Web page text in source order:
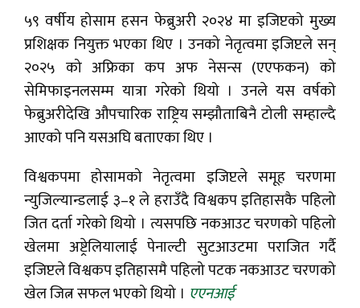
५९ वर्षीय होसाम हसन फेब्रुअरी २०२४ मा इजिप्टको मुख्य
प्रशिक्षक नियुक्त भएका थिए । उनको नेतृत्वमा इजिप्टले सन्
२०२५ को अफ्रिका कप अफ नेसन्स (एएफकन) को
सेमिफाइनलसम्म यात्रा गरेको थियो । उनले यस वर्षको
फेब्रुअरीदेखि औपचारिक राष्ट्रिय सम्झौताबिनै टोली सम्हाल्दै
आएको पनि यसअघि बताएका थिए ।
विश्वकपमा होसामको नेतृत्वमा इजिप्टले समूह चरणमा
न्युजिल्यान्डलाई ३–१ ले हराउँदै विश्वकप इतिहासकै पहिलो
जित दर्ता गरेको थियो । त्यसपछि नकआउट चरणको पहिलो
खेलमा अष्ट्रेलियालाई पेनाल्टी सुटआउटमा पराजित गर्दै
इजिप्टले विश्वकप इतिहासमै पहिलो पटक नकआउट चरणको
खेल जित्न सफल भएको थियो । एएनआई